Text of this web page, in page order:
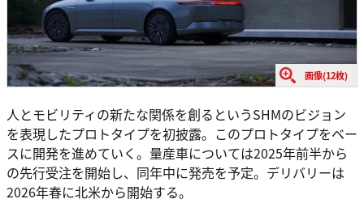
画像(12枚)
人とモビリティの新たな関係を創るというSHMのビジョン
を表現したプロトタイプを初披露。このプロトタイプをベー
スに開発を進めていく。量産車については2025年前半から
の先行受注を開始し、同年中に発売を予定。デリバリーは
2026年春に北米から開始する。